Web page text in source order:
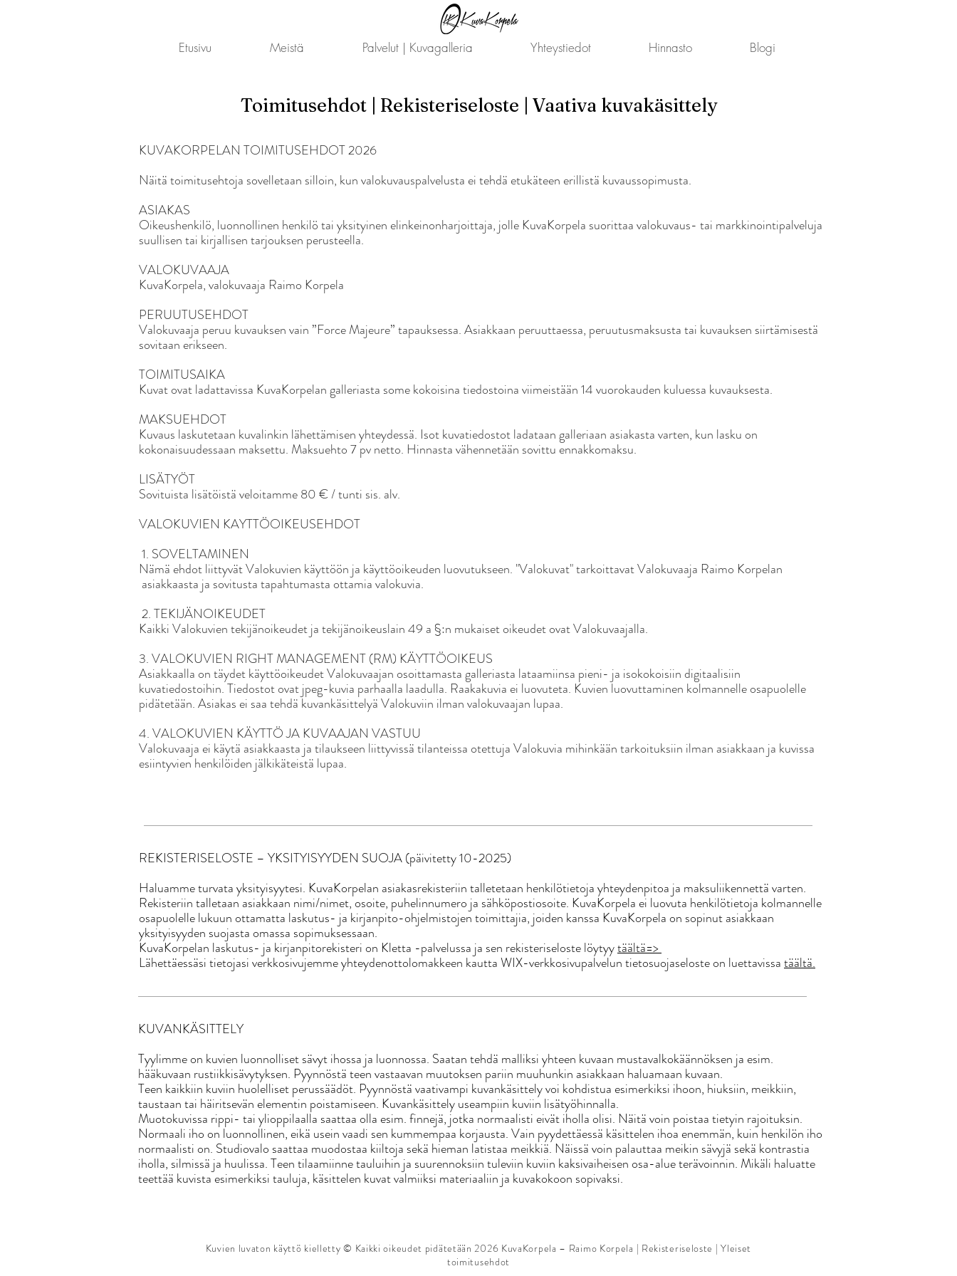
Etusivu Meistä Palvelut | Kuvagalleria Yhteystiedot Hinnasto Blogi
Toimitusehdot | Rekisteriseloste | Vaativa kuvakäsittely
KUVAKORPELAN TOIMITUSEHDOT 2026
Näitä toimitusehtoja sovelletaan silloin, kun valokuvauspalvelusta ei tehdä etukäteen erillistä kuvaussopimusta.
ASIAKAS
Oikeushenkilö, luonnollinen henkilö tai yksityinen elinkeinonharjoittaja, jolle KuvaKorpela suorittaa valokuvaus- tai markkinointipalveluja
suullisen tai kirjallisen tarjouksen perusteella.
VALOKUVAAJA
KuvaKorpela, valokuvaaja Raimo Korpela
PERUUTUSEHDOT
Valokuvaaja peruu kuvauksen vain ”Force Majeure” tapauksessa. Asiakkaan peruuttaessa, peruutusmaksusta tai kuvauksen siirtämisestä
sovitaan erikseen.
TOIMITUSAIKA
Kuvat ovat ladattavissa KuvaKorpelan galleriasta some kokoisina tiedostoina viimeistään 14 vuorokauden kuluessa kuvauksesta.
MAKSUEHDOT
Kuvaus laskutetaan kuvalinkin lähettämisen yhteydessä. Isot kuvatiedostot ladataan galleriaan asiakasta varten, kun lasku on
kokonaisuudessaan maksettu. Maksuehto 7 pv netto. Hinnasta vähennetään sovittu ennakkomaksu.
LISÄTYÖT
Sovituista lisätöistä veloitamme 80 € / tunti sis. alv.
VALOKUVIEN KAYTTÖOIKEUSEHDOT
1. SOVELTAMINEN
Nämä ehdot liittyvät Valokuvien käyttöön ja käyttöoikeuden luovutukseen. "Valokuvat" tarkoittavat Valokuvaaja Raimo Korpelan
asiakkaasta ja sovitusta tapahtumasta ottamia valokuvia.
2. TEKIJÄNOIKEUDET
Kaikki Valokuvien tekijänoikeudet ja tekijänoikeuslain 49 a §:n mukaiset oikeudet ovat Valokuvaajalla.
3. VALOKUVIEN RIGHT MANAGEMENT (RM) KÄYTTÖOIKEUS
Asiakkaalla on täydet käyttöoikeudet Valokuvaajan osoittamasta galleriasta lataamiinsa pieni- ja isokokoisiin digitaalisiin
kuvatiedostoihin. Tiedostot ovat jpeg-kuvia parhaalla laadulla. Raakakuvia ei luovuteta. Kuvien luovuttaminen kolmannelle osapuolelle
pidätetään. Asiakas ei saa tehdä kuvankäsittelyä Valokuviin ilman valokuvaajan lupaa.​
4.VALOKUVIEN KÄYTTÖ JA KUVAAJAN VASTUU
Valokuvaaja ei käytä asiakkaasta ja tilaukseen liittyvissä tilanteissa otettuja Valokuvia mihinkään tarkoituksiin ilman asiakkaan ja kuvissa
esiintyvien henkilöiden jälkikäteistä lupaa.
REKISTERISELOSTE – YKSITYISYYDEN SUOJA (päivitetty 10-2025)
Haluamme turvata yksityisyytesi. KuvaKorpelan asiakasrekisteriin talletetaan henkilötietoja yhteydenpitoa ja maksuliikennettä varten.
Rekisteriin talletaan asiakkaan nimi/nimet, osoite, puhelinnumero ja sähköpostiosoite. KuvaKorpela ei luovuta henkilötietoja kolmannelle
osapuolelle lukuun ottamatta laskutus- ja kirjanpito-ohjelmistojen toimittajia, joiden kanssa KuvaKorpela on sopinut asiakkaan
yksityisyyden suojasta omassa sopimuksessaan.
KuvaKorpelan laskutus- ja kirjanpitorekisteri on Kletta -palvelussa ja sen rekisteriseloste löytyytäältä=>
Lähettäessäsi tietojasi verkkosivujemme yhteydenottolomakkeen kautta WIX-verkkosivupalvelun tietosuojaseloste on luettavissatäältä.
KUVANKÄSITTELY
Tyylimme on kuvien luonnolliset sävyt ihossa ja luonnossa. Saatan tehdä malliksi yhteen kuvaan mustavalkokäännöksen ja esim.
hääkuvaan rustiikkisävytyksen. Pyynnöstä teen vastaavan muutoksen pariin muuhunkin asiakkaan haluamaan kuvaan.
Teen kaikkiin kuviin huolelliset perussäädöt. Pyynnöstä vaativampi kuvankäsittely voi kohdistua esimerkiksi ihoon, hiuksiin, meikkiin,
taustaan tai häiritsevän elementin poistamiseen. Kuvankäsittely useampiin kuviin lisätyöhinnalla.
Muotokuvissa rippi- tai ylioppilaalla saattaa olla esim. finnejä, jotka normaalisti eivät iholla olisi. Näitä voin poistaa tietyin rajoituksin.
Normaali iho on luonnollinen, eikä usein vaadi sen kummempaa korjausta. Vain pyydettäessä käsittelen ihoa enemmän, kuin henkilön iho
normaalisti on. Studiovalo saattaa muodostaa kiiltoja sekä hieman latistaa meikkiä. Näissä voin palauttaa meikin sävyjä sekä kontrastia
iholla, silmissä ja huulissa. Teen tilaamiinne tauluihin ja suurennoksiin tuleviin kuviin kaksivaiheisen osa-alue terävoinnin. Mikäli haluatte
teettää kuvista esimerkiksi tauluja, käsittelen kuvat valmiiksi materiaaliin ja kuvakokoon sopivaksi.
Kuvien luvaton käyttö kielletty © Kaikki oikeudet pidätetään 2026 KuvaKorpela – Raimo Korpela | Rekisteriseloste |Yleiset
toimitusehdot